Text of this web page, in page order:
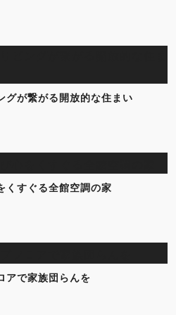
グが繋がる開放的な住まい
くすぐる全館空調の家
アで家族団らんを